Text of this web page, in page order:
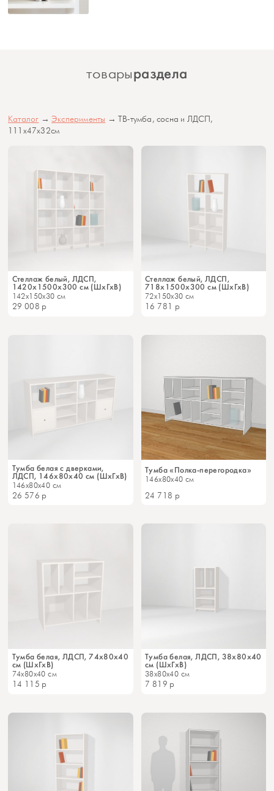
товарыраздела
Каталог →Эксперименты → ТВ-тумба, сосна и ЛДСП,
111х47х32см
Стеллаж белый, ЛДСП,
1420х1500х300 см (ШхГхВ)
142x150x30 см
29 008 р
Стеллаж белый, ЛДСП,
718х1500х300 см (ШхГхВ)
72x150x30 см
16 781 р
Тумба белая с дверками,
ЛДСП, 146х80х40 см (ШхГхВ)
146x80x40 см
26 576 р
Тумба «Полка-перегородка»
146x80x40 см
24 718 р
Тумба белая, ЛДСП, 74х80х40
см (ШхГхВ)
74x80x40 см
14 115 р
Тумба белая, ЛДСП, 38х80х40
см (ШхГхВ)
38x80x40 см
7 819 р